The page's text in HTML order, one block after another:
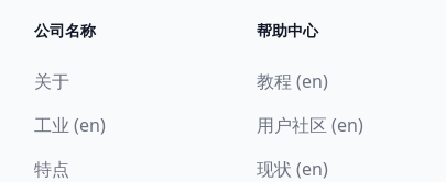
公司名称
关于
工业 (en)
特点
帮助中心
教程 (en)
用户社区 (en)
现状 (en)